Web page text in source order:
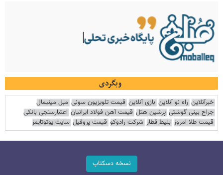
وبگردی
خبرآنلاین راه نو آنلاین بازی آنلاین قیمت تلویزیون سونی مبل مینیمال
جراح بینی گوشتی پرشین هتل قیمت آهن فولاد ایرانیان اعتبارسنجی بانکی
قیمت طلا امروز بلیط قطار شرکت رادوکو قیمت پروفیل سایت یوتوتایمز
نسخه دسکتاپ